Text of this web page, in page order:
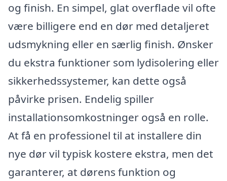
og finish. En simpel, glat overflade vil ofte
være billigere end en dør med detaljeret
udsmykning eller en særlig finish. Ønsker
du ekstra funktioner som lydisolering eller
sikkerhedssystemer, kan dette også
påvirke prisen. Endelig spiller
installationsomkostninger også en rolle.
At få en professionel til at installere din
nye dør vil typisk kostere ekstra, men det
garanterer, at dørens funktion og